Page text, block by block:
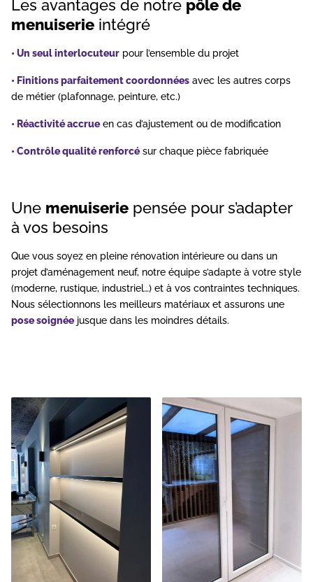
menuiserie intégré
• Un seul interlocuteur pour l’ensemble du projet
• Finitions parfaitement coordonnées avec les autres corps
de métier (plafonnage, peinture, etc.)
• Réactivité accrueen cas d’ajustement ou de modification
• Contrôle qualité renforcésur chaque pièce fabriquée
Une menuiserie pensée pour s’adapter
à vos besoins
Que vous soyez en pleine rénovation intérieure ou dans un
projet d’aménagement neuf, notre équipe s’adapte à votre style
(moderne, rustique, industriel…) et à vos contraintes techniques.
Nous sélectionnons les meilleurs matériaux et assurons une
pose soignéejusque dans les moindres détails.